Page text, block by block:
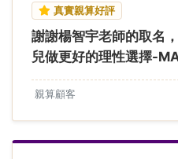
真實親算好評
謝謝楊智宇老師的取名
兒做更好的理性選擇-
親算顧客